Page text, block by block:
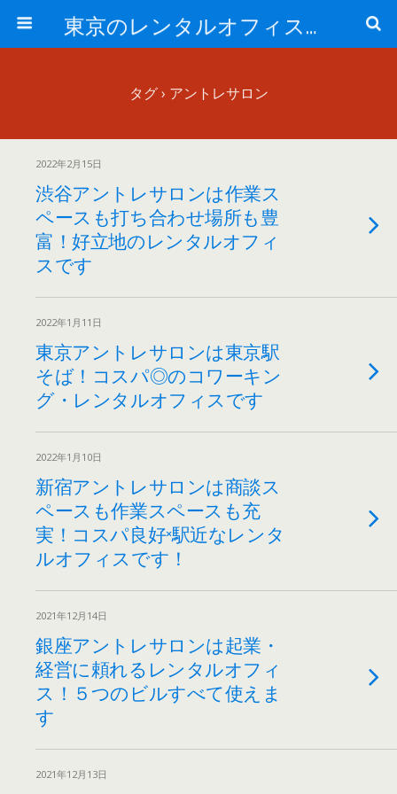
東京のレンタルオフィス、サービスオフィスの現地取材記事ブログ-ROjournal
タグ › アントレサロン
2022年2月15日
渋谷アントレサロンは作業ス
ペースも打ち合わせ場所も豊
富！好立地のレンタルオフィ
スです
2022年1月11日
東京アントレサロンは東京駅
そば！コスパ◎のコワーキン
グ・レンタルオフィスです
2022年1月10日
新宿アントレサロンは商談ス
ペースも作業スペースも充
実！コスパ良好×駅近なレンタ
ルオフィスです！
2021年12月14日
銀座アントレサロンは起業・
経営に頼れるレンタルオフィ
ス！５つのビルすべて使えま
す
2021年12月13日